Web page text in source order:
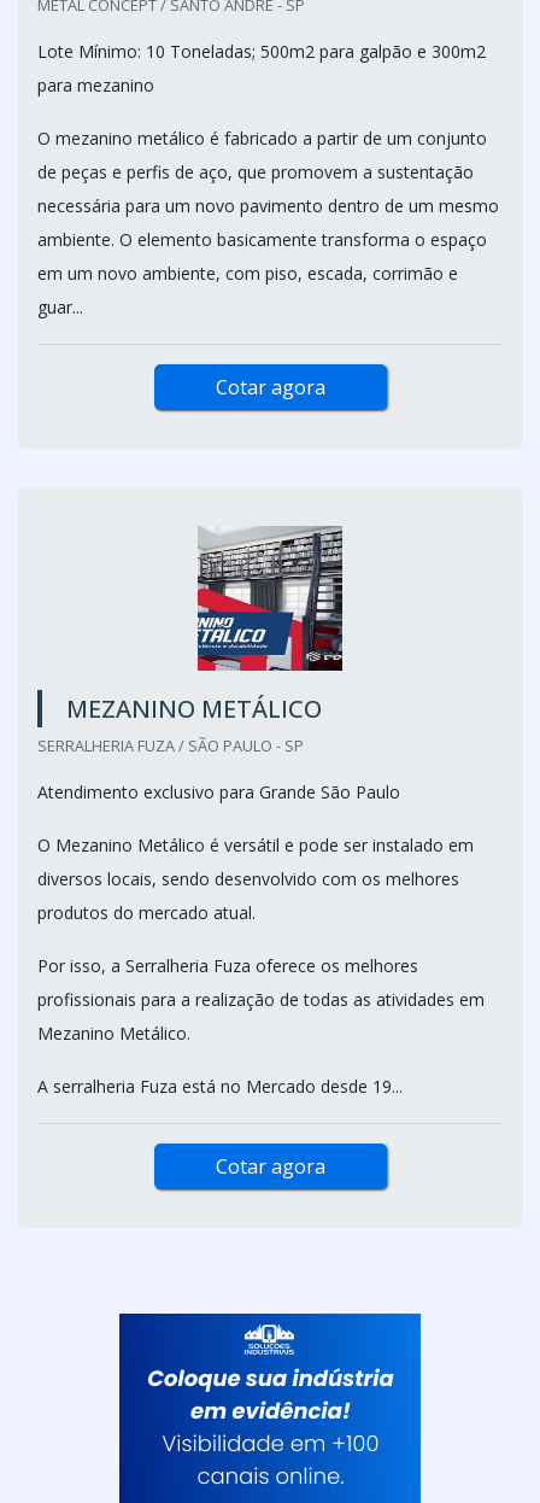
METAL CONCEPT / SANTO ANDRÉ - SP
Lote Mínimo: 10 Toneladas; 500m2 para galpão e 300m2
para mezanino
O mezanino metálico é fabricado a partir de um conjunto
de peças e perfis de aço, que promovem a sustentação
necessária para um novo pavimento dentro de um mesmo
ambiente. O elemento basicamente transforma o espaço
em um novo ambiente, com piso, escada, corrimão e
guar...
Cotar agora
MEZANINO METÁLICO
SERRALHERIA FUZA / SÃO PAULO - SP
Atendimento exclusivo para Grande São Paulo
O Mezanino Metálico é versátil e pode ser instalado em
diversos locais, sendo desenvolvido com os melhores
produtos do mercado atual.
Por isso, a Serralheria Fuza oferece os melhores
profissionais para a realização de todas as atividades em
Mezanino Metálico.
A serralheria Fuza está no Mercado desde 19...
Cotar agora